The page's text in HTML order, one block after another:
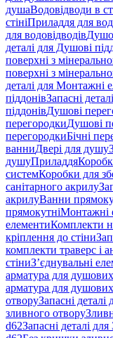
душаВодовідводи в
стініПриладдя для
для водовідводів
деталі для Душові
поверхні з
поверхні з
деталі для Монтажні
піддонівЗапасні
піддонівДушові
перегородкиДушові
перегородкиБічні
ванниДвері для душу
душуПриладдя
системКоробки для
санітарного акрилу
акрилуВанни
прямокутніМонтажні
елементиКомплекти
кріплення до стіни
комплекти траверс і
стіниЗ’єднувальні
арматура для
арматура для
отворуЗапасні
зливного отвору
d62Запасні деталі